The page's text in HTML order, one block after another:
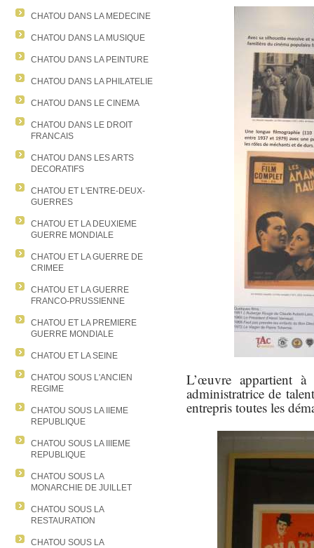
CHATOU DANS LA MEDECINE
CHATOU DANS LA MUSIQUE
CHATOU DANS LA PEINTURE
CHATOU DANS LA PHILATELIE
CHATOU DANS LE CINEMA
CHATOU DANS LE DROIT
FRANCAIS
CHATOU DANS LES ARTS
DECORATIFS
CHATOU ET L'ENTRE-DEUX-
GUERRES
CHATOU ET LA DEUXIEME
GUERRE MONDIALE
CHATOU ET LA GUERRE DE
CRIMEE
CHATOU ET LA GUERRE
FRANCO-PRUSSIENNE
CHATOU ET LA PREMIERE
GUERRE MONDIALE
CHATOU ET LA SEINE
CHATOU SOUS L'ANCIEN
REGIME
CHATOU SOUS LA IIEME
REPUBLIQUE
CHATOU SOUS LA IIIEME
REPUBLIQUE
CHATOU SOUS LA
MONARCHIE DE JUILLET
CHATOU SOUS LA
RESTAURATION
CHATOU SOUS LA
L’œuvre appartient
administratrice de
entrepris toutes les